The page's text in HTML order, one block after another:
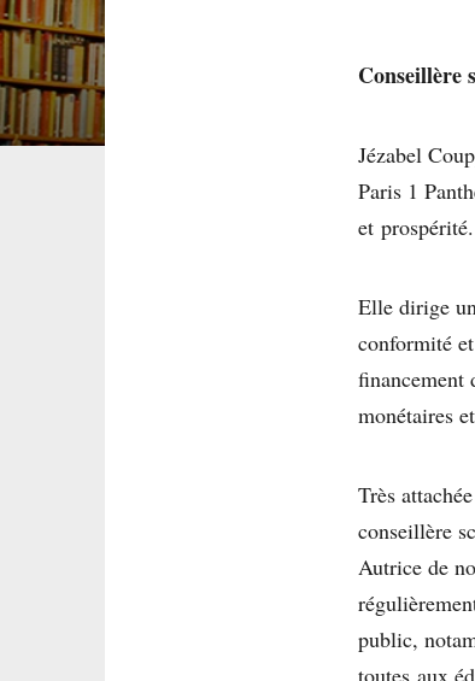
Conseillère
Jézabel
Paris 1
et
Elle dirige
conformité
financement
monétaires
Très
conseillère
Autrice de
public,
toutes aux